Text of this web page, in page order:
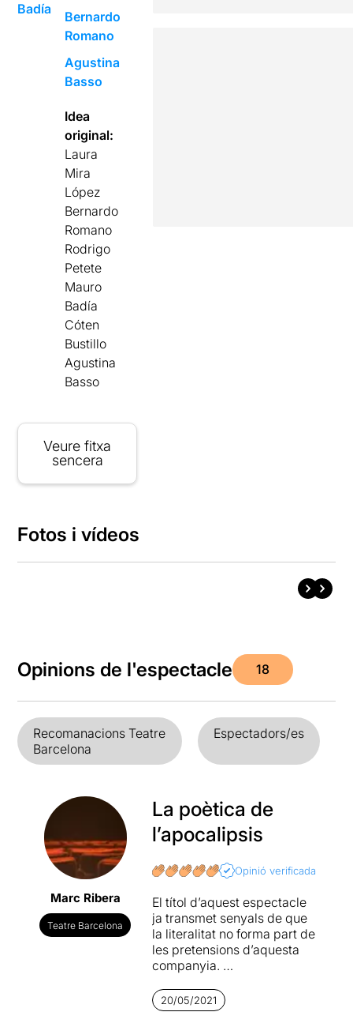
Badía
Bernardo
Romano
Agustina
Basso
Idea
original:
Laura
Mira
López
Bernardo
Romano
Rodrigo
Petete
Mauro
Badía
Cóten
Bustillo
Agustina
Basso
Veure fitxa
sencera
Fotos i vídeos
Opinions de l'espectacle 18
Recomanacions Teatre
Barcelona
Espectadors/es
Marc Ribera
Teatre Barcelona
La poètica de
l’apocalipsis
Opinió verificada
El títol d’aquest espectacle
ja transmet senyals de que
la literalitat no forma part de
les pretensions d’aquesta
companyia.
Laboratorios Washla (o hay
que matar a papá)
20/05/2021